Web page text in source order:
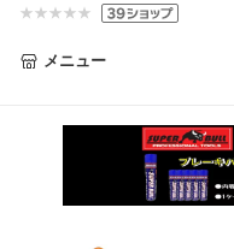
メニュー